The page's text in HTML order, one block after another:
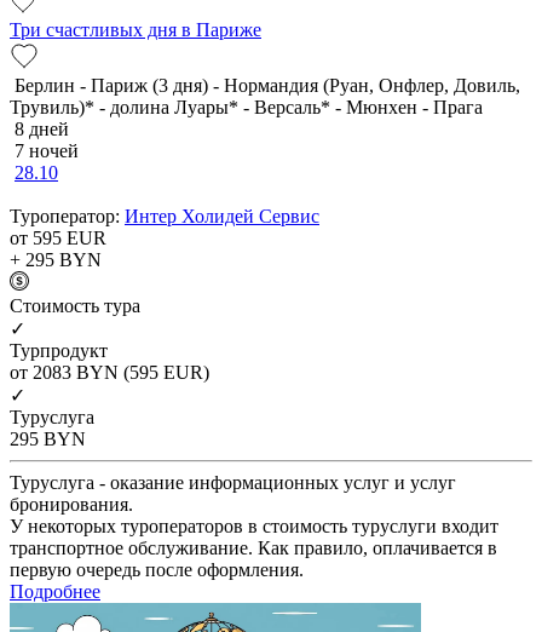
Три счастливых дня в Париже
Берлин - Париж (3 дня) - Нормандия (Руан, Онфлер, Довиль,
Трувиль)* - долина Луары* - Версаль* - Мюнхен - Прага
8 дней
7 ночей
28.10
Туроператор: Интер Холидей Сервис
от 595 EUR
+ 295 BYN
Cтоимость тура
✓
Турпродукт
от 2083 BYN (595 EUR)
✓
Туруслуга
295 BYN
Туруслуга - оказание информационных услуг и услуг
бронирования.
У некоторых туроператоров в стоимость туруслуги входит
транспортное обслуживание. Как правило, оплачивается в
первую очередь после оформления.
Подробнее